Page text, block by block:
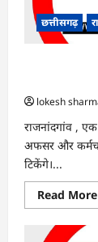
छत्तीसगढ़
lokesh
राजनांदगांव ,
अफसर और
टिकेंगे।...
Read More